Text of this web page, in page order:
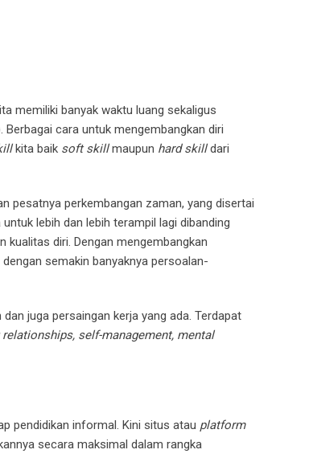
memiliki banyak waktu luang sekaligus
cara untuk mengembangkan diri
kita baik soft skillmaupun hard skilldari
pesatnya perkembangan zaman, yang disertai
lebih dan lebih terampil lagi dibanding
kualitas diri. Dengan mengembangkan
semakin banyaknya persoalan-
juga persaingan kerja yang ada. Terdapat
self-management, mental
pendidikan informal. Kini situs atau platform
secara maksimal dalam rangka